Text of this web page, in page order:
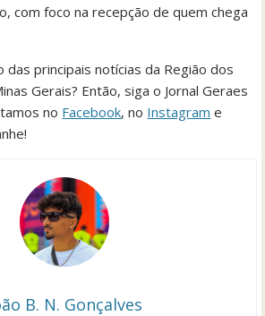
com foco na recepção de quem chega
principais notícias da Região dos
Gerais? Então, siga o Jornal Geraes
no Facebook, no Instagram e
B. N. Gonçalves